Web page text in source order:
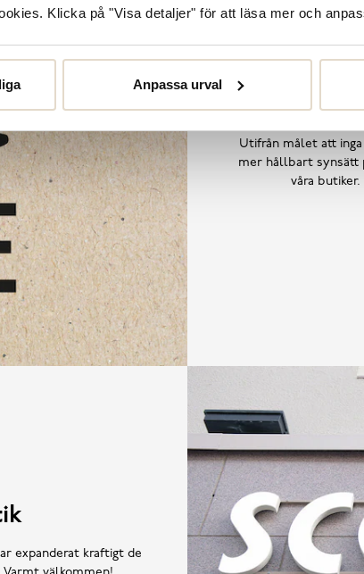
Klicka på "Visa detaljer" för att läsa mer och
Anpassa urval
Utifrån målet att
mer hållbart synsätt
våra
expanderat kraftigt de